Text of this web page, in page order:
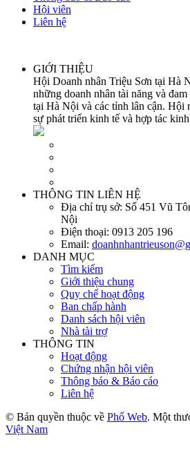
Hội viên
Liên hệ
GIỚI THIỆU
Hội Doanh nhân Triệu Sơn tại Hà
những doanh nhân tài năng và
tại Hà Nội và các tỉnh lân cận. Hội
sự phát triển kinh tế và hợp tác
THÔNG TIN LIÊN HỆ
Địa chỉ trụ sở: Số 451 Vũ
Nội
Điện thoại: 0913 205 196
Email:
DANH MỤC
Tìm kiếm
Giới thiệu chung
Quy chế hoạt động
Ban chấp hành
Danh sách hội viên
Nhà tài trợ
THÔNG TIN
Hoạt động
Chứng nhận hội viên
Thông báo & Báo cáo
Liên hệ
© Bản quyền thuộc về Phố Web. Một
Việt Nam